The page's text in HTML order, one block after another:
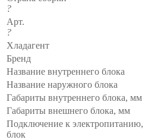
GU-
R12H32
?
Арт.
?
Хладагент
Бренд
Название внутреннего блока
Название наружного блока
Габариты внутреннего блока, мм
Габариты внешнего блока, мм
Подключение к электропитанию,
блок